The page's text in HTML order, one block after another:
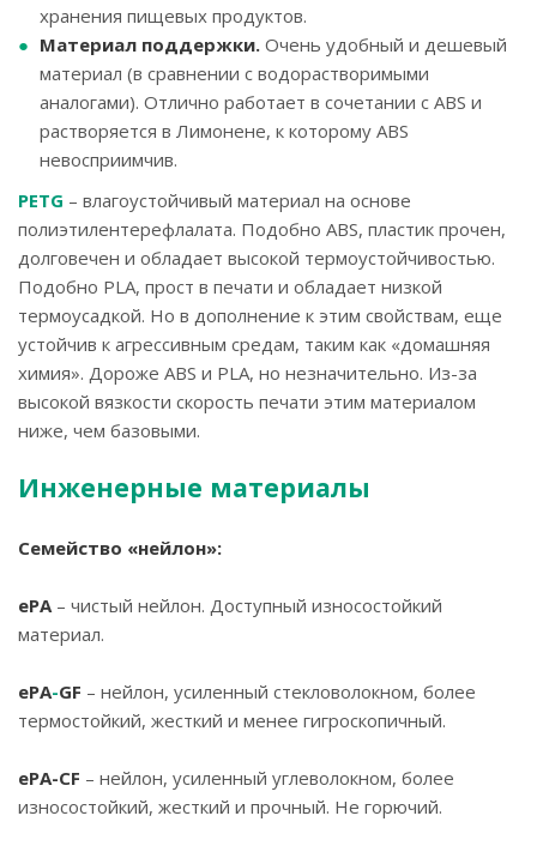
хранения пищевых продуктов.
Материал поддержки. Очень удобный и дешевый
материал (в сравнении с водорастворимыми
аналогами). Отлично работает в сочетании с ABS и
растворяется в Лимонене, к которому ABS
невосприимчив.
PETG – влагоустойчивый материал на основе
полиэтилентерефлалата. Подобно ABS, пластик прочен,
долговечен и обладает высокой термоустойчивостью.
Подобно PLA, прост в печати и обладает низкой
термоусадкой. Но в дополнение к этим свойствам, еще
устойчив к агрессивным средам, таким как «домашняя
химия». Дороже ABS и PLA, но незначительно. Из-за
высокой вязкости скорость печати этим материалом
ниже, чем базовыми.
Инженерные материалы
Семейство «нейлон»:
ePA – чистый нейлон. Доступный износостойкий
материал.
ePA-GF – нейлон, усиленный стекловолокном, более
термостойкий, жесткий и менее гигроскопичный.
ePA-CF – нейлон, усиленный углеволокном, более
износостойкий, жесткий и прочный. Не горючий.